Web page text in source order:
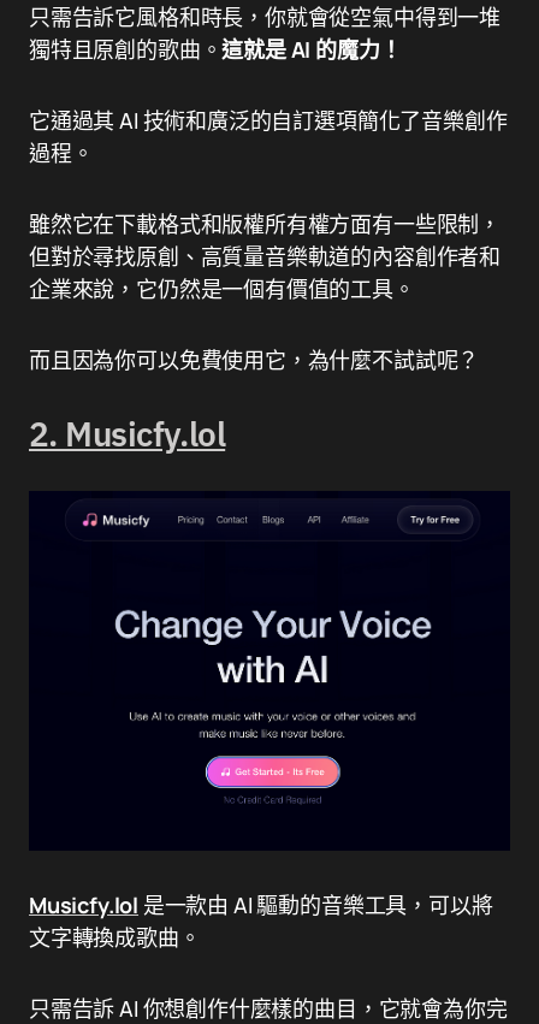
只需告訴它風格和時長，你就會從空氣中得到一堆
獨特且原創的歌曲。這就是 AI 的魔力！
它通過其 AI 技術和廣泛的自訂選項簡化了音樂創作
過程。
雖然它在下載格式和版權所有權方面有一些限制，
但對於尋找原創、高質量音樂軌道的內容創作者和
企業來說，它仍然是一個有價值的工具。
而且因為你可以免費使用它，為什麼不試試呢？
2. Musicfy.lol
Musicfy.lol 是一款由 AI 驅動的音樂工具，可以將
文字轉換成歌曲。
只需告訴 AI 你想創作什麼樣的曲目，它就會為你完